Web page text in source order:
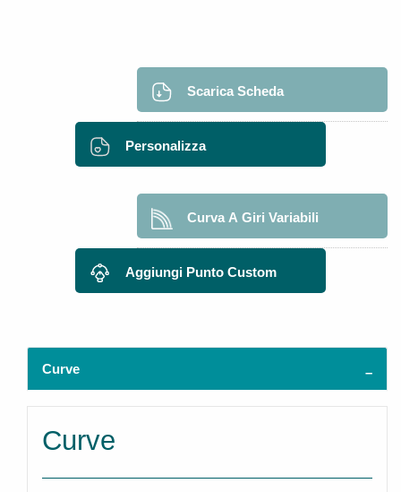
Scarica Scheda
Personalizza
Curva A Giri Variabili
Aggiungi Punto Custom
Curve
Curve